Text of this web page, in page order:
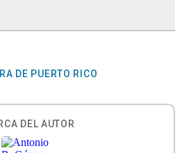
DE PUERTO RICO
DEL AUTOR